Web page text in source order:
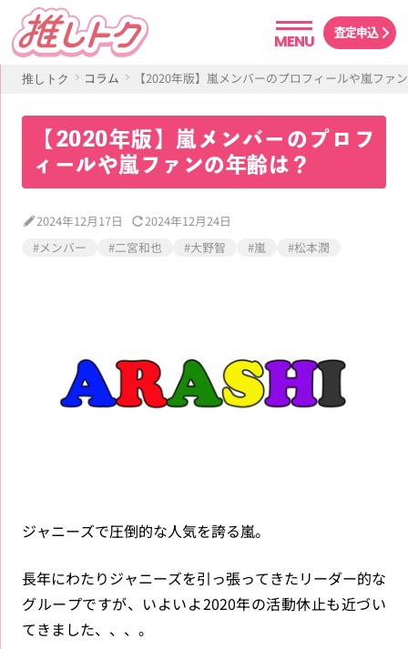
MENU
査定申込
推しトク コラム 【2020年版】嵐メンバーのプロフィールや嵐ファ
【2020年版】嵐メンバーのプロフ
ィールや嵐ファンの年齢は？
2024年12月17日
2024年12月24日
#メンバー
#二宮和也 #大野智 #嵐 #松本潤
ジャニーズで圧倒的な人気を誇る嵐。
長年にわたりジャニーズを引っ張ってきたリーダー的な
グループですが、いよいよ2020年の活動休止も近づい
てきました、、、。